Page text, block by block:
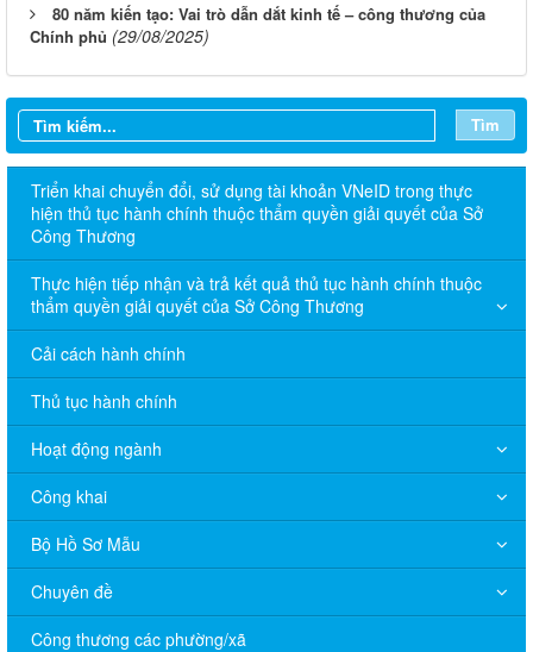
80 năm kiến tạo: Vai trò dẫn dắt kinh tế – công thương của
Chính phủ (29/08/2025)
Tìm
Triển khai chuyển đổi, sử dụng tài khoản VNeID trong thực
hiện thủ tục hành chính thuộc thẩm quyền giải quyết của Sở
Công Thương
Thực hiện tiếp nhận và trả kết quả thủ tục hành chính thuộc
thẩm quyền giải quyết của Sở Công Thương
Cải cách hành chính
Thủ tục hành chính
Hoạt động ngành
Công khai
Bộ Hồ Sơ Mẫu
Chuyên đề
Công thương các phường/xã